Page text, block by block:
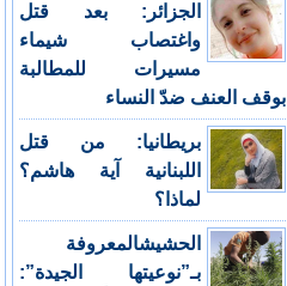
الجزائر: بعد قتل
واغتصاب شيماء
مسيرات للمطالبة
بوقف العنف ضدّ النساء
بريطانيا: من قتل
اللبنانية آية هاشم؟
لماذا؟
الحشيشالمعروفة
بـ”نوعيتها الجيدة”: